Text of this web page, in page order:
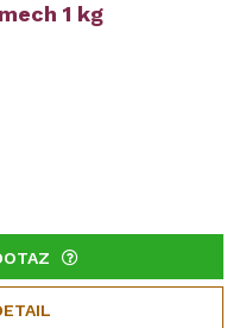
1 kg